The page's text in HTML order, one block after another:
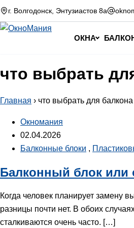
Перейти к содержимому
г. Волгодонск, Энтузиастов 8а
ОКНА
что выбрать
Главная › что выбрать для балкона
Окномания
02.04.2026
Балконные блоки ,
Балконный блок или
Когда человек планирует замену
разницы почти нет. В обоих
сталкиваются очень часто. […]